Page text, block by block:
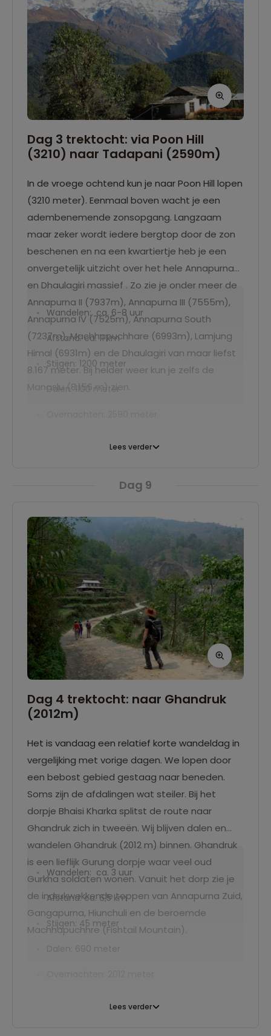
Dag 3 trektocht: via Poon Hill
(3210) naar Tadapani (2590m)
In de vroege ochtend kun je naar Poon Hill lopen
(3210 meter). Eenmaal boven wacht je een
adembenemende zonsopgang. Langzaam
maar zeker wordt iedere bergtop door de zon
beschenen en na een kwartiertje heb je een
onvergetelijk uitzicht over het hele Annapurna-
en Dhaulagiri massief . Zo zie je onder meer de
Annapurna II (7937m), Annapurna III (7555m),
Annapurna IV (7525m), Annapurna South
(7237m), Machhapuchhare (6993m), Lamjung
Himal (6931m) en de Dhaulagiri van maar liefst
8.167 meter. Bij helder weer kun je zelfs de
Manaslu (8.156 m) zien.
Wandelen: ca. 6-8 uur
Afstand: ca. 11 km
Stijgen: 1200 meter
Dalen: 1100 meter
Lees verder
Dag 9
Dag 4 trektocht: naar Ghandruk
(2012m)
Het is vandaag een relatief korte wandeldag in
vergelijking met vorige dagen. We lopen door
een bebost gebied gestaag naar beneden.
Soms zijn de afdalingen wat steiler. Bij het
dorpje Bhaisi Kharka splitst de route naar
Ghandruk zich in tweeën. Wij blijven dalen en
wandelen Ghandruk (2012 m) binnen. Ghandruk
is een lieflijk Gurung dorpje waar veel oud
Gurkha soldaten wonen. Vanuit het dorp zie je
de indrukwekkende toppen van Annapurna Zuid,
Gangapurna, Hiunchuli en de beroemde
Machhapuchhre (Fishtail Mountain).
Wandelen: ca. 3 uur
Afstand: ca. 6,5 km
Stijgen: 45 meter
Dalen: 690 meter
Lees verder